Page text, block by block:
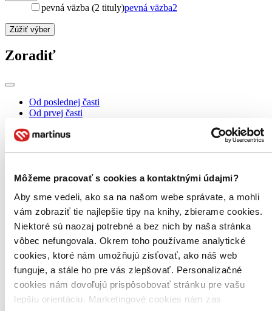
Môžeme pracovať s cookies a kontaktnými údajmi?
Aby sme vedeli, ako sa na našom webe správate, a mohli
vám zobraziť tie najlepšie tipy na knihy, zbierame cookies.
Niektoré sú naozaj potrebné a bez nich by naša stránka
vôbec nefungovala. Okrem toho používame analytické
cookies, ktoré nám umožňujú zisťovať, ako náš web
funguje, a stále ho pre vás zlepšovať. Personalizačné
cookies nám dovoľujú prispôsobovať stránku pre vašu
lepšiu orientáciu. Marketingové cookies nám zas
pevná väzba (2 tituly)pevná väzba2
Zúžiť výber
Zoradiť
Od poslednej časti
Od prvej časti
Top hodnotené
Použité filtre
Zrušiť filtre
V českom jazyku
Pre deti